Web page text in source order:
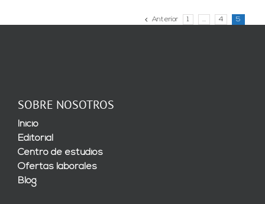
Anterior 1 … 4 5
SOBRE NOSOTROS
Inicio
Editorial
Centro de estudios
Ofertas laborales
Blog